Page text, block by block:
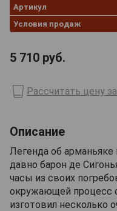
Артикул
Условия продаж
5 710 руб.
Рассчитать цену
Описание
Легенда об
давно барон де
часы из своих
окружающей процесс
изготовил несколько